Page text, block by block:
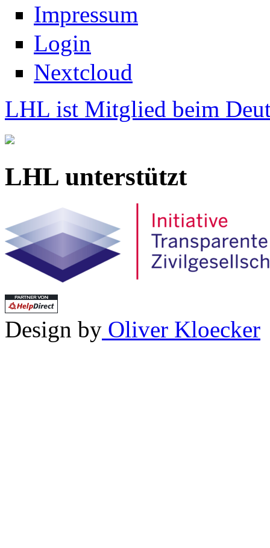
Impressum
Login
Nextcloud
LHL ist Mitglied beim
LHL unterstützt
Design by Oliver Kloecker